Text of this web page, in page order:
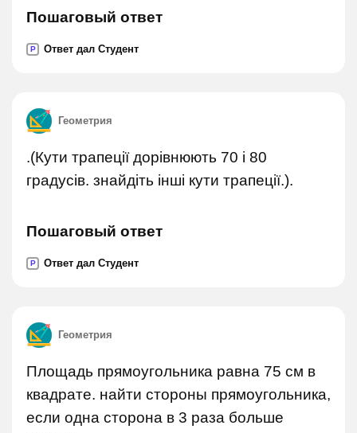
Пошаговый ответ
P Ответ дал Студент
Геометрия
.(Кути трапеції дорівнюють 70 і 80
градусів. знайдіть інші кути трапеції.).
Пошаговый ответ
P Ответ дал Студент
Геометрия
Площадь прямоугольника равна 75 см в
квадрате. найти стороны прямоугольника,
если одна сторона в 3 раза больше